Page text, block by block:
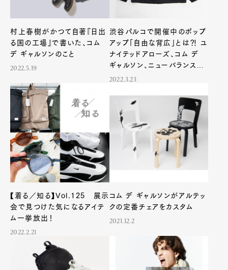
Fashion
Product Lifestyle
Pen Membership
Magazine
Official Columnist
Contact
Pen Meet
Pen international Pen tw
村上春樹がかつて自著『日出
る国の工場』で書いた、コム
デ ギャルソンのこと
2022.5.19
渋谷パルコで開催中のポップ
アップ「自由な背広」とは⁈ ユ
ナイテッドアローズ、コム デ
ギャルソン、ニューバランスの
3者が協業
2022.3.23
【着る／知る】Vol.125 展示
会で見つけた気になるアイテ
ム一挙放出！
2022.2.21
コム デ ギャルソンがアルテッ
クの定番チェアをカスタム
2021.12.2